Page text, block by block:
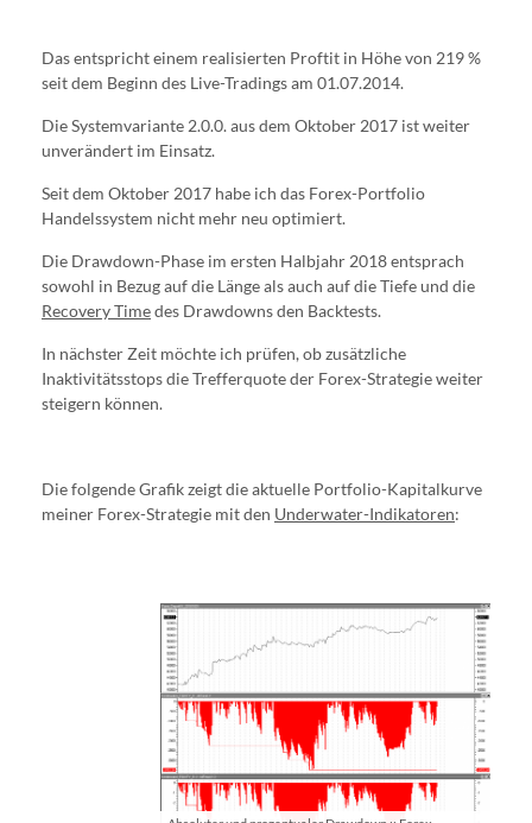
Das entspricht einem realisierten Proftit in Höhe von 219 %
seit dem Beginn des Live-Tradings am 01.07.2014.
Die Systemvariante 2.0.0. aus dem Oktober 2017 ist weiter
unverändert im Einsatz.
Seit dem Oktober 2017 habe ich das Forex-Portfolio
Handelssystem nicht mehr neu optimiert.
Die Drawdown-Phase im ersten Halbjahr 2018 entsprach
sowohl in Bezug auf die Länge als auch auf die Tiefe und die
Recovery Timedes Drawdowns den Backtests.
In nächster Zeit möchte ich prüfen, ob zusätzliche
Inaktivitätsstops die Trefferquote der Forex-Strategie weiter
steigern können.
Die folgende Grafik zeigt die aktuelle Portfolio-Kapitalkurve
meiner Forex-Strategie mit den Underwater-Indikatoren: